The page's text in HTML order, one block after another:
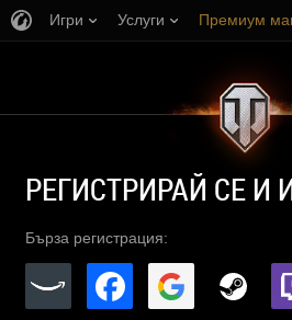
Игри Услуги Премиум
РЕГИСТРИРАЙ СЕ И
Бърза регистрация: